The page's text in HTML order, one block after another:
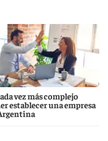
vez más complejo
establecer una empresa